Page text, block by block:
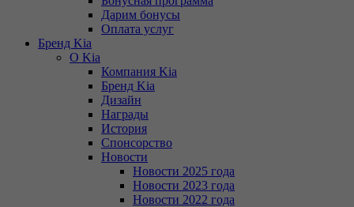
Дарим бонусы
Оплата услуг
Бренд Kia
О Kia
Компания Kia
Бренд Kia
Дизайн
Награды
История
Спонсорство
Новости
Новости 2025 года
Новости 2023 года
Новости 2022 года